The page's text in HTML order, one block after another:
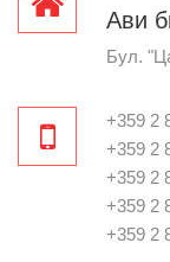
Ави
Бул.
+359 2
+359 2
+359 2
+359 2
+359 2